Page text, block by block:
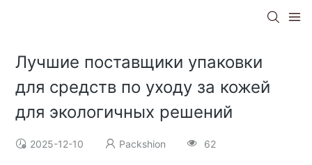
Лучшие поставщики упаковки
для средств по уходу за кожей
для экологичных решений
2025-12-10 Packshion 62